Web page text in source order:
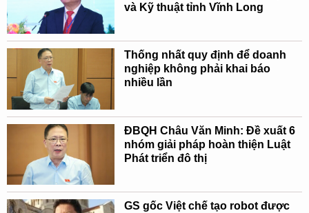
và Kỹ thuật tỉnh Vĩnh Long
Thống nhất quy định để doanh
nghiệp không phải khai báo
nhiều lần
ĐBQH Châu Văn Minh: Đề xuất 6
nhóm giải pháp hoàn thiện Luật
Phát triển đô thị
GS gốc Việt chế tạo robot được